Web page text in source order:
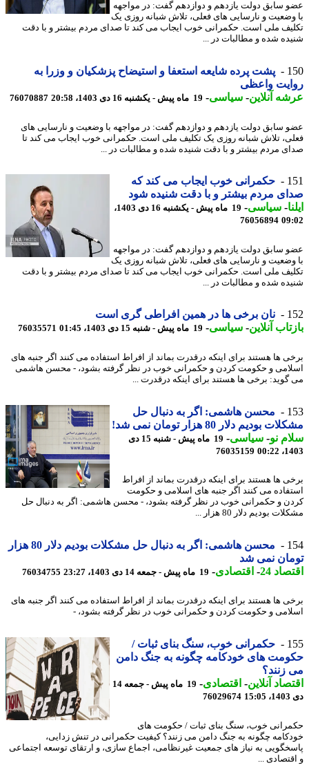
سابق دولت یازدهم و دوازدهم گفت: در مواجهه
و نارسایی های فعلی، تلاش شبانه روزی یک
ملی است. حکمرانی خوب ایجاب می کند تا صدای مردم بیشتر و با دقت
شده و مطالبات در ...
پشت پرده شایعه استعفا و استیضاح پزشکیان و وزرا به
واعظی
آنلاین-سیاسی-19 ماه پیش - یکشنبه 16 دی 1403، 20:58 76070887
سابق دولت یازدهم و دوازدهم گفت: در مواجهه با وضعیت و نارسایی های
تلاش شبانه روزی یک تکلیف ملی است. حکمرانی خوب ایجاب می کند تا
مردم بیشتر و با دقت شنیده شده و مطالبات در ...
حکمرانی خوب ایجاب می کند که
مردم بیشتر و با دقت شنیده شود
-سیاسی-
19 ماه پیش - یکشنبه 16 دی 1403،
76056894
سابق دولت یازدهم و دوازدهم گفت: در مواجهه
و نارسایی های فعلی، تلاش شبانه روزی یک
ملی است. حکمرانی خوب ایجاب می کند تا صدای مردم بیشتر و با دقت
شده و مطالبات در ...
نان برخی ها در همین افراطی گری است
آنلاین-سیاسی-19 ماه پیش - شنبه 15 دی 1403، 01:45 76035571
ها هستند برای اینکه درقدرت بماند از افراط استفاده می کنند اگر جنبه های
و حکومت کردن و حکمرانی خوب در نظر گرفته بشود، - محسن هاشمی
برخی ها هستند برای اینکه درقدرت ...
محسن هاشمی: اگر به دنبال حل
بودیم دلار 80 هزار تومان نمی شد!
نو- سیاسی-
19 ماه پیش - شنبه 15 دی
76035159
ها هستند برای اینکه درقدرت بماند از افراط
می کنند اگر جنبه های اسلامی و حکومت
و حکمرانی خوب در نظر گرفته بشود، - محسن هاشمی: اگر به دنبال حل
بودیم دلار 80 هزار ...
محسن هاشمی: اگر به دنبال حل مشکلات بودیم دلار 80 هزار
نمی شد
24
-اقتصادی-19 ماه پیش - جمعه 14 دی 1403، 23:27 76034755
ها هستند برای اینکه درقدرت بماند از افراط استفاده می کنند اگر جنبه های
و حکومت کردن و حکمرانی خوب در نظر گرفته بشود، -
حکمرانی خوب، سنگ بنای ثبات /
های خودکامه چگونه به جنگ دامن
زنند؟
آنلاین-اقتصادی-
19 ماه پیش - جمعه 14
76029674
خوب، سنگ بنای ثبات / حکومت های
چگونه به جنگ دامن می زنند؟ کیفیت حکمرانی در تنش زدایی،
به نیاز های جمعیت غیرنظامی، اجماع سازی، و ارتقای توسعه اجتماعی
...